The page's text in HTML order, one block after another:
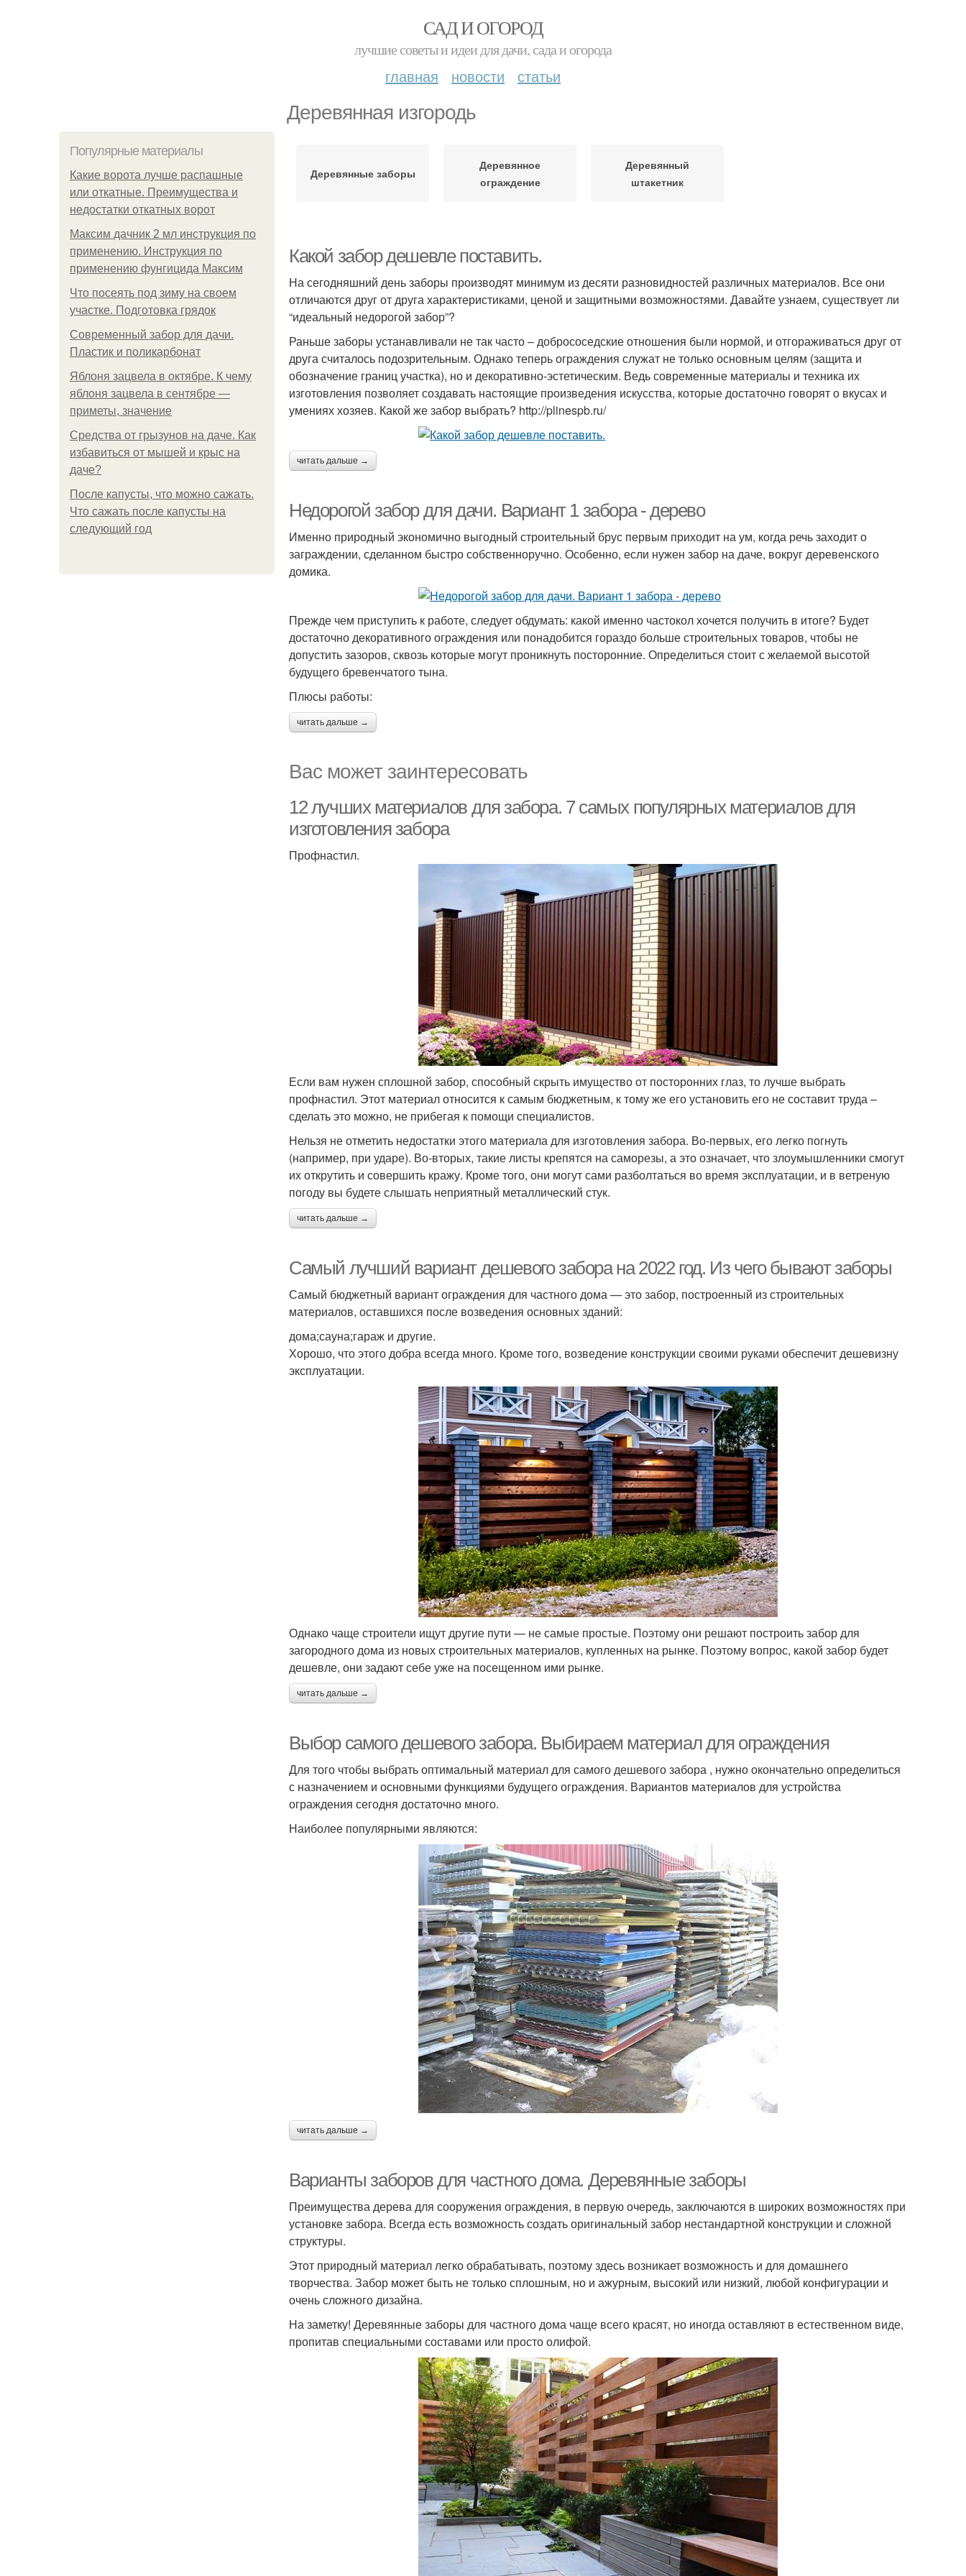
САД И ОГОРОД
лучшие советы и идеи для дачи, сада и огорода
главная новости статьи
Деревянная изгородь
Популярные материалы
Какие ворота лучше распашные
или откатные. Преимущества и
недостатки откатных ворот
Максим дачник 2 мл инструкция по
применению. Инструкция по
применению фунгицида Максим
Что посеять под зиму на своем
участке. Подготовка грядок
Современный забор для дачи.
Пластик и поликарбонат
Яблоня зацвела в октябре. К чему
яблоня зацвела в сентябре —
приметы, значение
Средства от грызунов на даче. Как
избавиться от мышей и крыс на
даче?
После капусты, что можно сажать.
Что сажать после капусты на
следующий год
Деревянные заборы
Деревянное
ограждение
Деревянный
штакетник
Какой забор дешевле поставить.
На сегодняшний день заборы производят минимум из десяти разновидностей различных материалов. Все они
отличаются друг от друга характеристиками, ценой и защитными возможностями. Давайте узнаем, существует ли
“идеальный недорогой забор”?
Раньше заборы устанавливали не так часто – добрососедские отношения были нормой, и отгораживаться друг от
друга считалось подозрительным. Однако теперь ограждения служат не только основным целям (защита и
обозначение границ участка), но и декоративно-эстетическим. Ведь современные материалы и техника их
изготовления позволяет создавать настоящие произведения искусства, которые достаточно говорят о вкусах и
умениях хозяев. Какой же забор выбрать? http://plinespb.ru/
читать дальше →
Недорогой забор для дачи. Вариант 1 забора - дерево
Именно природный экономично выгодный строительный брус первым приходит на ум, когда речь заходит о
заграждении, сделанном быстро собственноручно. Особенно, если нужен забор на даче, вокруг деревенского
домика.
Прежде чем приступить к работе, следует обдумать: какой именно частокол хочется получить в итоге? Будет
достаточно декоративного ограждения или понадобится гораздо больше строительных товаров, чтобы не
допустить зазоров, сквозь которые могут проникнуть посторонние. Определиться стоит с желаемой высотой
будущего бревенчатого тына.
Плюсы работы:
читать дальше →
Вас может заинтересовать
12 лучших материалов для забора. 7 самых популярных материалов для
изготовления забора
Профнастил.
Если вам нужен сплошной забор, способный скрыть имущество от посторонних глаз, то лучше выбрать
профнастил. Этот материал относится к самым бюджетным, к тому же его установить его не составит труда –
сделать это можно, не прибегая к помощи специалистов.
Нельзя не отметить недостатки этого материала для изготовления забора. Во-первых, его легко погнуть
(например, при ударе). Во-вторых, такие листы крепятся на саморезы, а это означает, что злоумышленники смогут
их открутить и совершить кражу. Кроме того, они могут сами разболтаться во время эксплуатации, и в ветреную
погоду вы будете слышать неприятный металлический стук.
читать дальше →
Самый лучший вариант дешевого забора на 2022 год. Из чего бывают заборы
Самый бюджетный вариант ограждения для частного дома — это забор, построенный из строительных
материалов, оставшихся после возведения основных зданий:
дома;сауна;гараж и другие.
Хорошо, что этого добра всегда много. Кроме того, возведение конструкции своими руками обеспечит дешевизну
эксплуатации.
Однако чаще строители ищут другие пути — не самые простые. Поэтому они решают построить забор для
загородного дома из новых строительных материалов, купленных на рынке. Поэтому вопрос, какой забор будет
дешевле, они задают себе уже на посещенном ими рынке.
читать дальше →
Выбор самого дешевого забора. Выбираем материал для ограждения
Для того чтобы выбрать оптимальный материал для самого дешевого забора , нужно окончательно определиться
с назначением и основными функциями будущего ограждения. Вариантов материалов для устройства
ограждения сегодня достаточно много.
Наиболее популярными являются:
читать дальше →
Варианты заборов для частного дома. Деревянные заборы
Преимущества дерева для сооружения ограждения, в первую очередь, заключаются в широких возможностях при
установке забора. Всегда есть возможность создать оригинальный забор нестандартной конструкции и сложной
структуры.
Этот природный материал легко обрабатывать, поэтому здесь возникает возможность и для домашнего
творчества. Забор может быть не только сплошным, но и ажурным, высокий или низкий, любой конфигурации и
очень сложного дизайна.
На заметку! Деревянные заборы для частного дома чаще всего красят, но иногда оставляют в естественном виде,
пропитав специальными составами или просто олифой.